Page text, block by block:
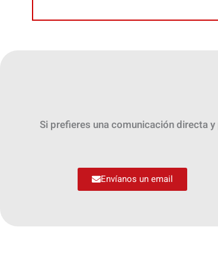
Si prefieres una comunicación directa
Envíanos un email